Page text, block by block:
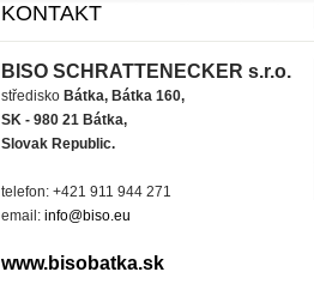
KONTAKT
BISO SCHRATTENECKER s.r.o.
středisko Bátka, Bátka 160,
SK - 980 21 Bátka,
Slovak Republic.
telefon: +421 911 944 271
email: info@biso.eu
www.bisobatka.sk